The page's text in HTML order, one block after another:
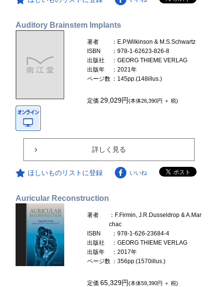
Auditory Brainstem Implants
著者
：E.P.Wilkinson & M.S.Schwartz
ISBN
：978-1-62623-826-8
出版社
：GEORG THIEME VERLAG
出版年
：2021年
ページ数 ：145pp.(148illus.)
定価 29,029円(本体26,390円 ＋ 税)
詳しく見る
ほしいものリストに登録 いいね
Auricular Reconstruction
著者
：F.Firmin, J.R.Dusseldrop & A.Mar
chac
ISBN
：978-1-626-23684-4
出版社
：GEORG THIEME VERLAG
出版年
：2017年
ページ数 ：356pp.(1570illus.)
定価65,329円(本体59,390円 ＋ 税)